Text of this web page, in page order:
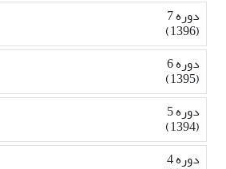
دوره 7
(1396)
دوره 6
(1395)
دوره 5
(1394)
دوره 4